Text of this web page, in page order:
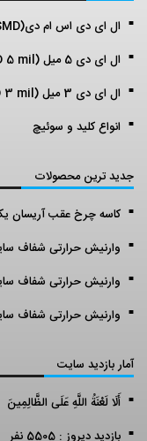
ال ای دی اس ام دی(LED SMD)?adtxfo2
ال ای دی 5 میل (LED 5 mil)
ال ای دی 3 میل (LED 3 mil)
انواع کلید و سوئیچ
جدید ترین محصولات
کاسه چرخ عقب آریسان
وارنیش حرارتی شفاف
وارنیش حرارتی شفاف سایز
وارنیش حرارتی شفاف
آمار بازدید سایت
أَلَا لَعْنَةُ اللَّهِ عَلَى الظَّالِمِينَ
بازدید دیروز : 5505 نفر